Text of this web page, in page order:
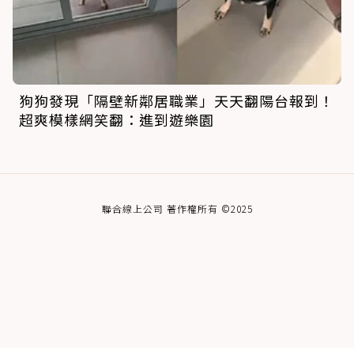
狗狗發現「隔壁新鄰居職業」天天翻陽台報到！
超爽模樣網笑翻：進到遊樂園
聯合線上公司 著作權所有 ©2025